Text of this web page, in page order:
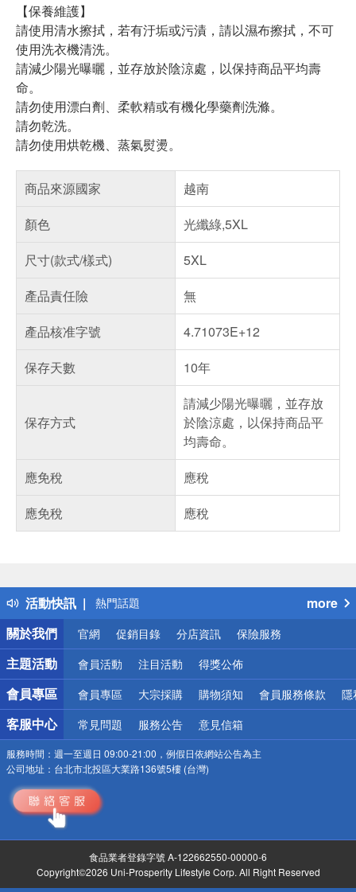
【保養維護】
請使用清水擦拭，若有汙垢或污漬，請以濕布擦拭，不可
使用洗衣機清洗。
請減少陽光曝曬，並存放於陰涼處，以保持商品平均壽
命。
請勿使用漂白劑、柔軟精或有機化學藥劑洗滌。
請勿乾洗。
請勿使用烘乾機、蒸氣熨燙。
商品來源國家
越南
顏色
光纖綠,5XL
尺寸(款式/樣式)
5XL
產品責任險
無
產品核准字號
4.71073E+12
保存天數
10年
保存方式
請減少陽光曝曬，並存放
於陰涼處，以保持商品平
均壽命。
應免稅
應稅
應免稅
應稅
活動快訊
得獎公告
熱門話題
銀行優惠
偏遠地區配送
詐騙網頁！請小心！
more
關於我們
官網 促銷目錄 分店資訊 保險服務
主題活動 會員活動 注目活動 得獎公佈
會員專區 會員專區 大宗採購 購物須知 會員服務條款 隱
客服中心 常見問題 服務公告 意見信箱
服務時間： 週一至週日 09:00-21:00，例假日依網站公告為主
公司地址： 台北市北投區大業路136號5樓 (台灣)
食品業者登錄字號 A-122662550-00000-6
Copyright©2026 Uni-Prosperity Lifestyle Corp. All Right Reserved